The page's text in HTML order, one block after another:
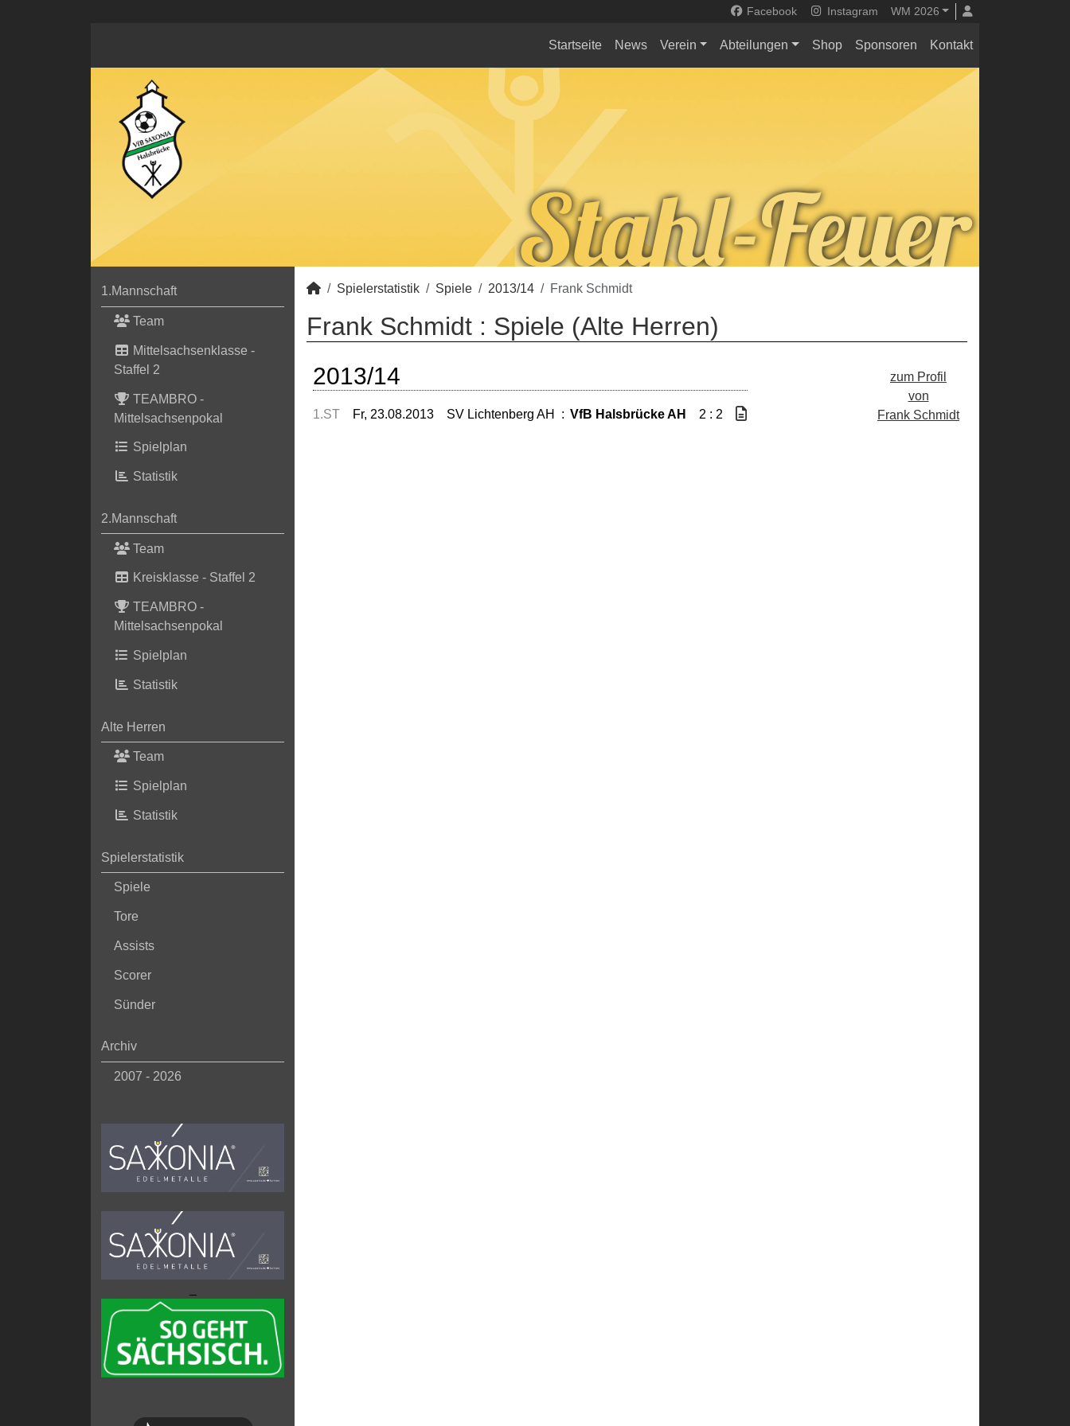
Facebook Instagram WM 2026
Startseite News Verein Abteilungen Shop Sponsoren Kontakt
1.Mannschaft
Team
Mittelsachsenklasse -
Staffel 2
TEAMBRO -
Mittelsachsenpokal
Spielplan
Statistik
2.Mannschaft
Team
Kreisklasse - Staffel 2
TEAMBRO -
Mittelsachsenpokal
Spielplan
Statistik
Alte Herren
Team
Spielplan
Statistik
Spielerstatistik
Spiele
Tore
Assists
Scorer
Sünder
Archiv
2007 - 2026
Spielerstatistik Spiele 2013/14 Frank Schmidt
Frank Schmidt : Spiele (Alte Herren)
zum Profil
von
Frank Schmidt
2013/14
1.ST Fr, 23.08.2013 SV Lichtenberg AH : VfB Halsbrücke AH 2 : 2